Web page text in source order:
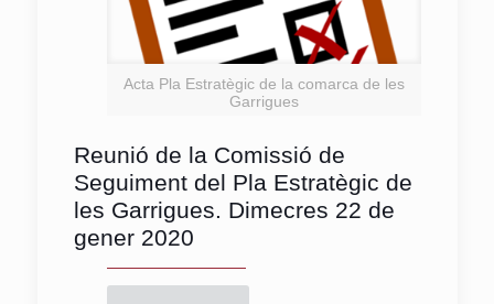
Acta Pla Estratègic de la comarca de les
Garrigues
Reunió de la Comissió de
Seguiment del Pla Estratègic de
les Garrigues. Dimecres 22 de
gener 2020